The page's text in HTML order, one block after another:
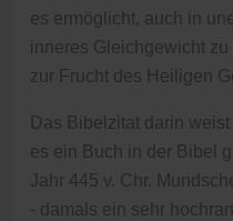
es ermöglicht, auch in
inneres Gleichgewicht
zur Frucht des Heiligen
Das Bibelzitat darin
es ein Buch in der Bibel
Jahr 445 v. Chr.
- damals ein sehr